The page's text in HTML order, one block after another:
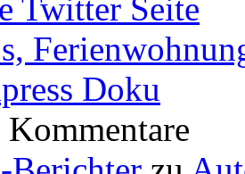
Twitter Seite
Doku
Kommentare